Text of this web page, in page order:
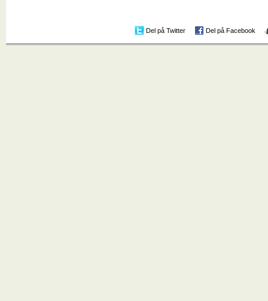
Del på Twitter Del på Facebook